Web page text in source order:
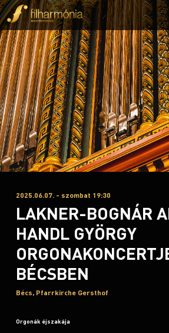
2025.06.07. - szombat 19:30
LAKNER-BOGNÁR
HANDL GYÖRGY
BÉCSBEN
Bécs, Pfarrkirche Gersthof
Orgonák éjszakája